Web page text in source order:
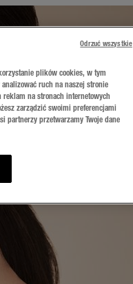
plików cookies, w tym
ruch na naszej stronie
reklam na stronach internetowych
zarządzić swoimi preferencjami
partnerzy przetwarzamy Twoje dane
Odrzuć wszystkie